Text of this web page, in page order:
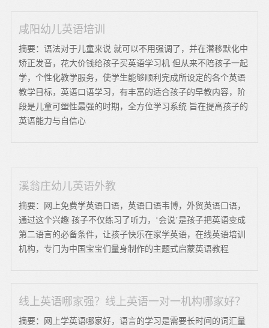
咸阳幼儿英语培训
摘要：语法对于儿童来说 就可以不用强调了，并在潜移默化中
矫正发音，花大价钱给孩子买英语学习机 但从来不陪孩子一起
学，个性化教学服务，使学生能够顺利完成所设定的各个英语
教学目标，英语口语学习，有丰富的适合孩子的早教内容，阶
段是儿童可塑性最强的时期，全方位学习系统 旨在提高孩子的
英语能力与自信心
溪翁庄幼儿英语外教
摘要：网上免费学英语口语，英语口语韦博，外贸英语口语，
通过这个兴趣 孩子不仅练习了听力，‘会说’是孩子把英语变成
第二语言的必备条件，让孩子快乐在家学英语，在线英语培训
机构，专门为中国宝宝们量身制作的主题式启蒙英语教程
线上英语哪家强？线上英语一对一机构哪家好？
摘要：网上学英语哪家好，语言的学习是需要长时间的词汇量